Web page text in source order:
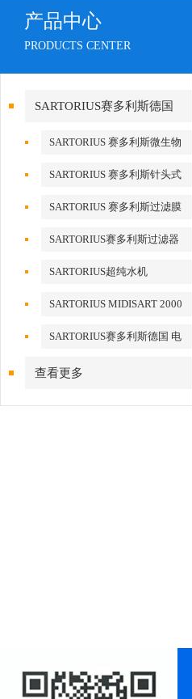
产品中心
PRODUCTS CENTER
SARTORIUS赛多利斯德国
SARTORIUS 赛多利斯微生物
SARTORIUS 赛多利斯针头式
SARTORIUS 赛多利斯过滤膜
SARTORIUS赛多利斯过滤器
SARTORIUS超纯水机
SARTORIUS MIDISART 2000
SARTORIUS赛多利斯德国 电
查看更多